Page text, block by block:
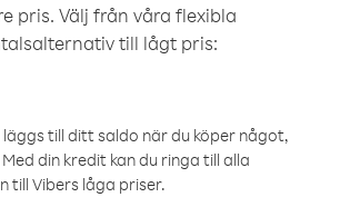
pris. Välj från våra flexibla
till lågt pris:
till ditt saldo när du köper något,
din kredit kan du ringa till alla
till Vibers låga priser.